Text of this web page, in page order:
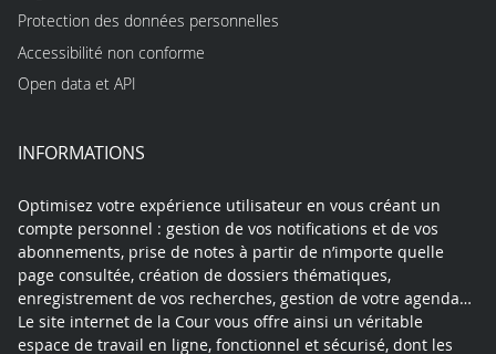
Protection des données personnelles
Accessibilité non conforme
Open data et API
INFORMATIONS
Optimisez votre expérience utilisateur en vous créant un
compte personnel : gestion de vos notifications et de vos
abonnements, prise de notes à partir de n’importe quelle
page consultée, création de dossiers thématiques,
enregistrement de vos recherches, gestion de votre agenda…
Le site internet de la Cour vous offre ainsi un véritable
espace de travail en ligne, fonctionnel et sécurisé, dont les